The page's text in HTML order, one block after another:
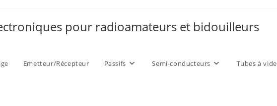
pour radioamateurs et bidouilleurs
Emetteur/Récepteur Passifs Semi-conducteurs Tubes à vide